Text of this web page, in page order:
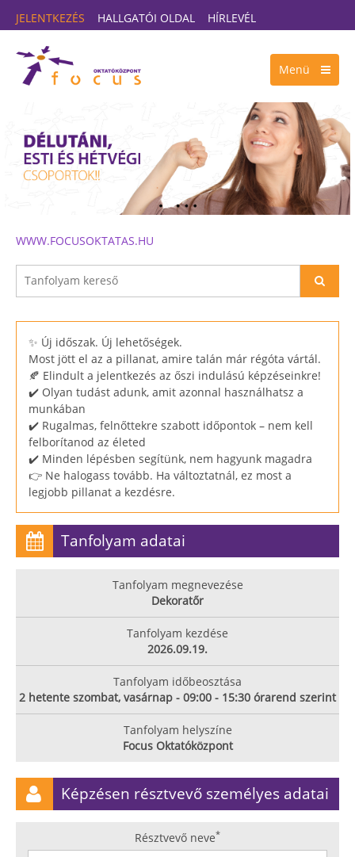
JELENTKEZÉS HALLGATÓI OLDAL HÍRLEVÉL
Menü
WWW.FOCUSOKTATAS.HU
✨ Új időszak. Új lehetőségek.
Most jött el az a pillanat, amire talán már régóta vártál.
🍂 Elindult a jelentkezés az őszi indulású képzéseinkre!
✔️ Olyan tudást adunk, amit azonnal használhatsz a
munkában
✔️ Rugalmas, felnőttekre szabott időpontok – nem kell
felborítanod az életed
✔️ Minden lépésben segítünk, nem hagyunk magadra
👉 Ne halogass tovább. Ha változtatnál, ez most a
legjobb pillanat a kezdésre.
Tanfolyam adatai
Tanfolyam megnevezése
Dekoratőr
Tanfolyam kezdése
2026.09.19.
Tanfolyam időbeosztása
2 hetente szombat, vasárnap - 09:00 - 15:30 órarend szerint
Tanfolyam helyszíne
Focus Oktatóközpont
Képzésen résztvevő személyes adatai
Résztvevő neve*